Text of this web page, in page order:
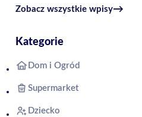
Zobacz wszystkie wpisy→
Kategorie
Dom i Ogród
Supermarket
Dziecko